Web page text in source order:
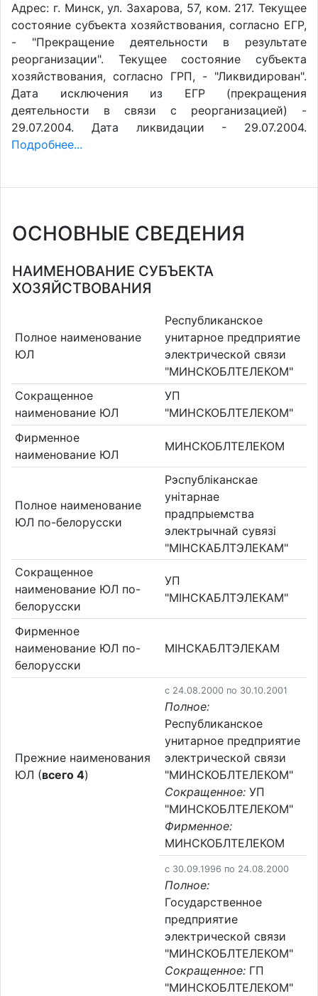
Адрес: г. Минск, ул. Захарова, 57, ком. 217. Текущее
состояние субъекта хозяйствования, согласно ЕГР,
- "Прекращение деятельности в результате
реорганизации". Текущее состояние субъекта
хозяйствования, согласно ГРП, - "Ликвидирован".
Дата исключения из ЕГР (прекращения
деятельности в связи с реорганизацией) -
29.07.2004. Дата ликвидации - 29.07.2004.
Подробнее...
ОСНОВНЫЕ СВЕДЕНИЯ
НАИМЕНОВАНИЕ СУБЪЕКТА
ХОЗЯЙСТВОВАНИЯ
Полное наименование
ЮЛ
Республиканское
унитарное предприятие
электрической связи
"МИНСКОБЛТЕЛЕКОМ"
Сокращенное
наименование ЮЛ
УП
"МИНСКОБЛТЕЛЕКОМ"
Фирменное
наименование ЮЛ
МИНСКОБЛТЕЛЕКОМ
Полное наименование
ЮЛ по-белорусски
Рэспублiканскае
унiтарнае
прадпрыемства
электрычнай сувязi
"МIНСКАБЛТЭЛЕКАМ"
Сокращенное
наименование ЮЛ по-
белорусски
УП
"МIНСКАБЛТЭЛЕКАМ"
Фирменное
наименование ЮЛ по-
белорусски
МIНСКАБЛТЭЛЕКАМ
Прежние наименования
ЮЛ (всего 4)
c 24.08.2000 по 30.10.2001
Полное:
Республиканское
унитарное предприятие
электрической связи
"МИНСКОБЛТЕЛЕКОМ"
Сокращенное: УП
"МИНСКОБЛТЕЛЕКОМ"
Фирменное:
МИНСКОБЛТЕЛЕКОМ
c 30.09.1996 по 24.08.2000
Полное:
Государственное
предприятие
электрической связи
"МИНСКОБЛТЕЛЕКОМ"
Сокращенное: ГП
"МИНСКОБЛТЕЛЕКОМ"